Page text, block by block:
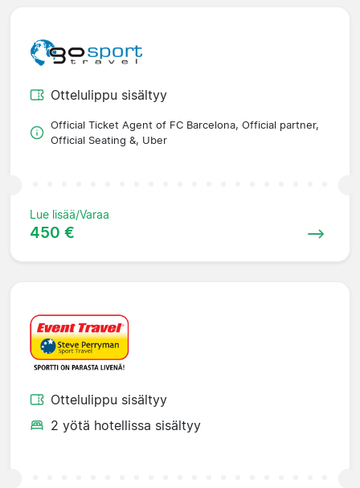
Ottelulippu sisältyy
Official Ticket Agent of FC Barcelona, Official partner,
Official Seating &, Uber
Lue lisää/Varaa
450 €
Ottelulippu sisältyy
2 yötä hotellissa sisältyy